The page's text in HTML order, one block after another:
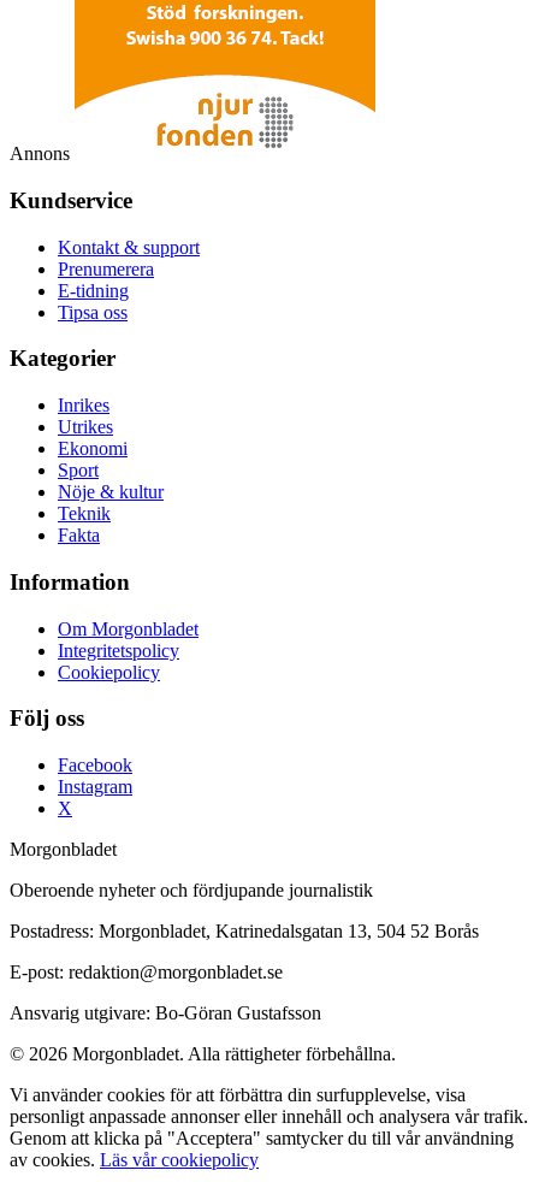
Annons
Kundservice
Kontakt & support
Prenumerera
E-tidning
Tipsa oss
Kategorier
Inrikes
Utrikes
Ekonomi
Sport
Nöje & kultur
Teknik
Fakta
Information
Om Morgonbladet
Integritetspolicy
Cookiepolicy
Följ oss
Facebook
Instagram
X
Morgonbladet
Oberoende nyheter och fördjupande journalistik
Postadress: Morgonbladet, Katrinedalsgatan 13, 504 52 Borås
E-post: redaktion@morgonbladet.se
Ansvarig utgivare: Bo-Göran Gustafsson
© 2026 Morgonbladet. Alla rättigheter förbehållna.
Vi använder cookies för att förbättra din surfupplevelse, visa
personligt anpassade annonser eller innehåll och analysera vår trafik.
Genom att klicka på "Acceptera" samtycker du till vår användning
av cookies. Läs vår cookiepolicy